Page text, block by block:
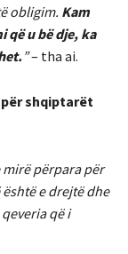
obligim. Kam
që u bë dje, ka
”– tha ai.
për shqiptarët
mirë përpara për
e drejtë dhe
që i